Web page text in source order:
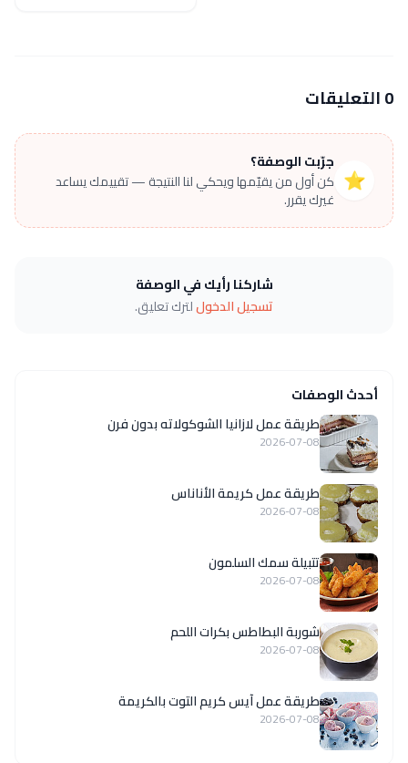
0 التعليقات
⭐
جرّبت الوصفة؟
كن أول من يقيّمها ويحكي لنا النتيجة — تقييمك يساعد
غيرك يقرر.
شاركنا رأيك في الوصفة
تسجيل الدخوللترك تعليق.
أحدث الوصفات
طريقة عمل لازانيا الشوكولاته بدون فرن
2026-07-08
طريقة عمل كريمة الأناناس
2026-07-08
تتبيلة سمك السلمون
2026-07-08
شوربة البطاطس بكرات اللحم
2026-07-08
طريقة عمل آيس كريم التوت بالكريمة
2026-07-08